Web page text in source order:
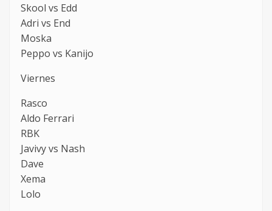
Skool vs Edd
Adri vs End
Moska
Peppo vs Kanijo
Viernes
Rasco
Aldo Ferrari
RBK
Javivy vs Nash
Dave
Xema
Lolo